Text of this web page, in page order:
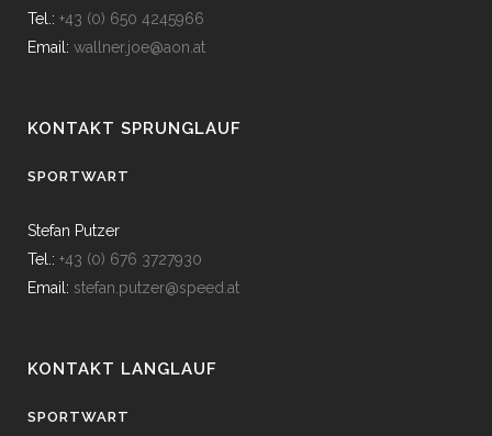
Tel.: +43 (0) 650 4245966
Email: wallner.joe@aon.at
KONTAKT SPRUNGLAUF
SPORTWART
Stefan Putzer
Tel.: +43 (0) 676 3727930
Email: stefan.putzer@speed.at
KONTAKT LANGLAUF
SPORTWART